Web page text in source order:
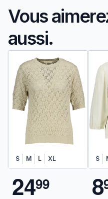
Vous
aussi.
S M L XL
2499
S
8